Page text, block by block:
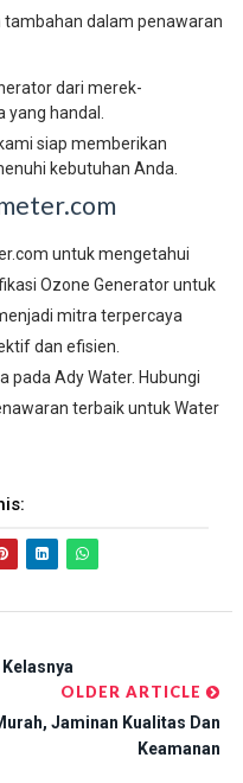
dalam penawaran
dari merek-
handal.
siap memberikan
kebutuhan Anda.
untuk mengetahui
Ozone Generator untuk
mitra terpercaya
dan efisien.
pada Ady Water. Hubungi
terbaik untuk Water
OLDER ARTICLE
Jaminan Kualitas Dan
Keamanan